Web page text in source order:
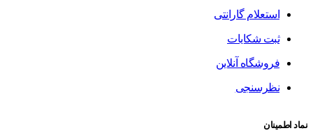
استعلام گارانتی
ثبت شکایات
فروشگاه آنلاین
نظرسنجی
نماد اطمینان